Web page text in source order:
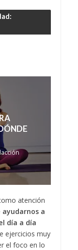
atención
a
día a día
ejercicios muy
el foco en lo